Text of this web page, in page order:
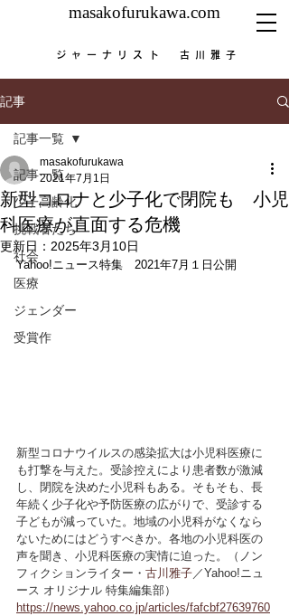
masakofurukawa.com
ジャーナリスト 古川雅子
記事
記事一覧
少子高齢化
挑戦者たち
社会
医療
ジェンダー
受賞作
記事一覧
新型コロナと少子化で閉院も 小児
科医療が直面する危機
masakofurukawa
2021年7月1日
更新日： 2025年3月10日
Yahoo!ニュース特集　2021年7月１日公開
新型コロナウイルスの感染拡大は小児科医療に
も打撃を与えた。受診控えにより患者数が激減
し、閉院を決めた小児科もある。そもそも、長
年続く少子化や予防医療の広がりで、受診する
子どもが減っていた。地域の小児科がなくなら
ないためにはどうすべきか。各地の小児科医の
声を聞き、小児科医療の実情に迫った。（ノン
フィクションライター・ 古川雅子／Yahoo!ニュ
ース オリジナル 特集編集部）
https://news.yahoo.co.jp/articles/fafcbf27639760